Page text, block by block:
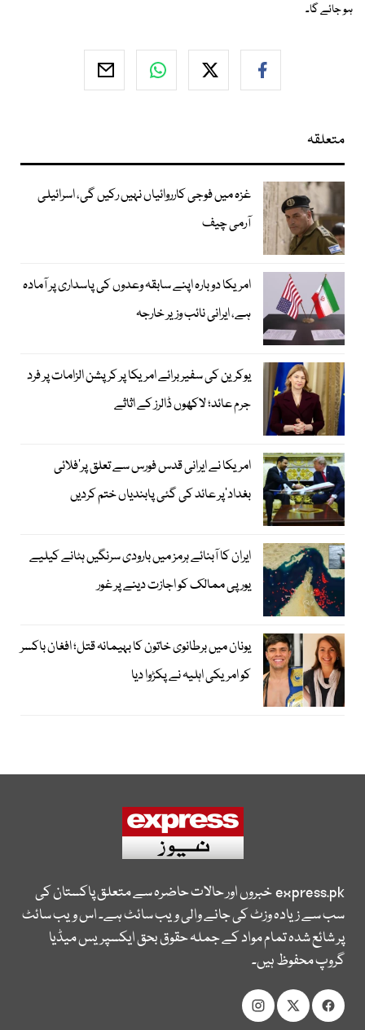
ہو جائے گا۔
متعلقہ
غزہ میں فوجی کارروائیاں نہیں رکیں گی، اسرائیلی
آرمی چیف
امریکا دوبارہ اپنے سابقہ وعدوں کی پاسداری پر آمادہ
ہے، ایرانی نائب وزیر خارجہ
یوکرین کی سفیر برائے امریکا پر کرپشن الزامات پر فرد
جرم عائد؛ لاکھوں ڈالرز کے اثاثے
امریکا نے ایرانی قدس فورس سے تعلق پر’فلائی
بغداد‘پر عائد کی گئی پابندیاں ختم کردیں
ایران کا آبنائے ہرمز میں بارودی سرنگیں ہٹانے کیلیے
یورپی ممالک کو اجازت دینے پر غور
یونان میں برطانوی خاتون کا بہیمانہ قتل؛ افغان باکسر
کو امریکی اہلیہ نے پکڑوا دیا
express.pkخبروں اور حالات حاضرہ سے متعلق پاکستان کی
سب سے زیادہ وزٹ کی جانے والی ویب سائٹ ہے۔ اس ویب سائٹ
پر شائع شدہ تمام مواد کے جملہ حقوق بحق ایکسپریس میڈیا
گروپ محفوظ ہیں۔